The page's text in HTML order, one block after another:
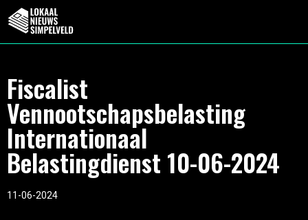
Fiscalist
Vennootschapsbelasting
Internationaal
Belastingdienst 10-06-2024
11-06-2024